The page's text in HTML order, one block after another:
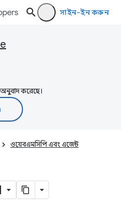
সাইন-ইন করুন
অনুবাদ করেছে।
ওয়েবএমসিপি এবং এজেন্ট